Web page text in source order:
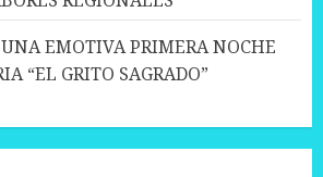
EMOTIVA PRIMERA NOCHE
“EL GRITO SAGRADO”